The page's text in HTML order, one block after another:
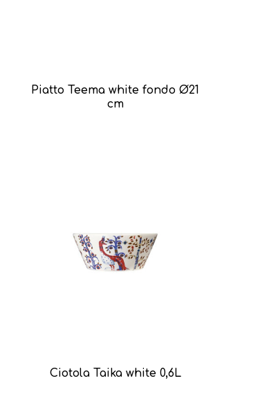
Piatto Teema white fondo Ø21
cm
Ciotola Taika white 0,6L